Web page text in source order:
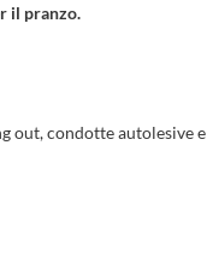
il pranzo.
out, condotte autolesive e